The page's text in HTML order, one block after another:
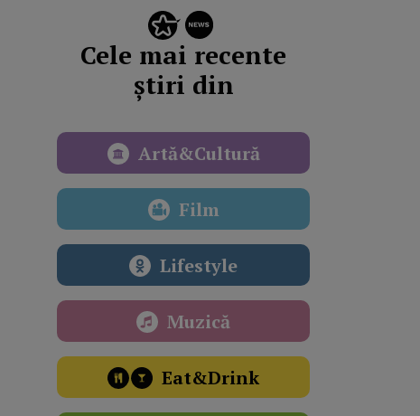
Cele mai recente
știri din
Artă&Cultură
Film
Lifestyle
Muzică
Eat&Drink